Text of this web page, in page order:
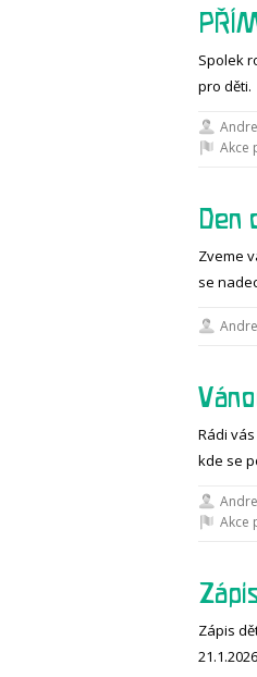
Spolek
pro
Akce
Den
Zveme
se
Rádi
kde se
Akce
Zápis